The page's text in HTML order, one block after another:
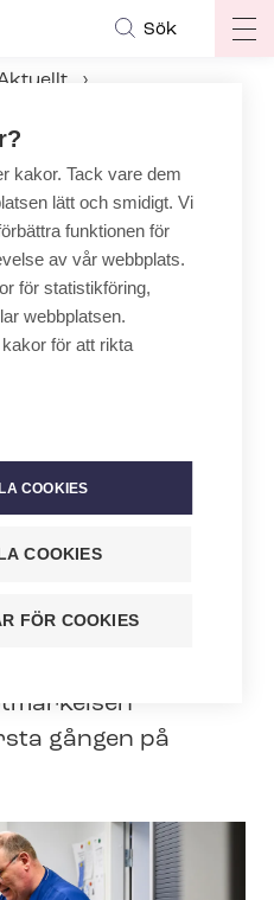
Sök
Markku
delar med
och
rf har utsett
som arbetar
i Mellersta
till årets
gången på
kakor. Tack vare dem
lätt och smidigt. Vi
funktionen för
av vår webbplats.
för statistikföring,
webbplatsen.
för att rikta
COOKIES
COOKIES
FÖR COOKIES